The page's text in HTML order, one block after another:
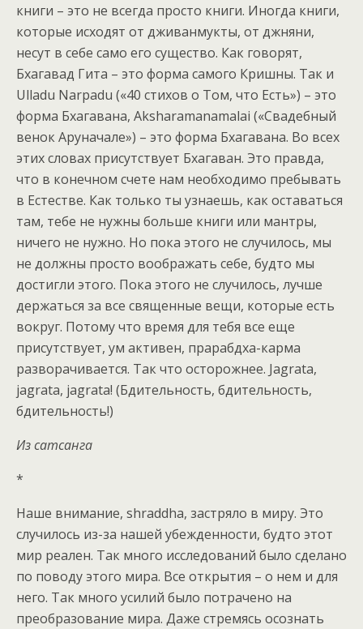
книги – это не всегда просто книги. Иногда книги,
которые исходят от дживанмукты, от джняни,
несут в себе само его существо. Как говорят,
Бхагавад Гита – это форма самого Кришны. Так и
Ulladu Narpadu («40 стихов о Том, что Есть») – это
форма Бхагавана, Aksharamanamalai («Свадебный
венок Аруначале») – это форма Бхагавана. Во всех
этих словах присутствует Бхагаван. Это правда,
что в конечном счете нам необходимо пребывать
в Естестве. Как только ты узнаешь, как оставаться
там, тебе не нужны больше книги или мантры,
ничего не нужно. Но пока этого не случилось, мы
не должны просто воображать себе, будто мы
достигли этого. Пока этого не случилось, лучше
держаться за все священные вещи, которые есть
вокруг. Потому что время для тебя все еще
присутствует, ум активен, прарабдха-карма
разворачивается. Так что осторожнее. Jagrata,
jagrata, jagrata! (Бдительность, бдительность,
бдительность!)
Из сатсанга
*
Наше внимание, shraddha, застряло в миру. Это
случилось из-за нашей убежденности, будто этот
мир реален. Так много исследований было сделано
по поводу этого мира. Все открытия – о нем и для
него. Так много усилий было потрачено на
преобразование мира. Даже стремясь осознать